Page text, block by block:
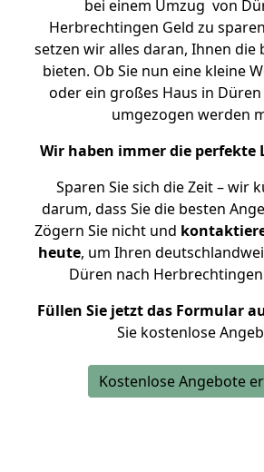
bei einem Umzug von
Herbrechtingen Geld zu
setzen wir alles daran, Ihnen die
bieten. Ob Sie nun eine kleine
oder ein großes Haus in
umgezogen werden
Wir haben immer die perfekte
Sparen Sie sich die Zeit – wir
darum, dass Sie die besten
Zögern Sie nicht und
heute, um Ihren
Düren nach
Füllen Sie jetzt das Formular
Sie kostenlose
Kostenlose Angebote